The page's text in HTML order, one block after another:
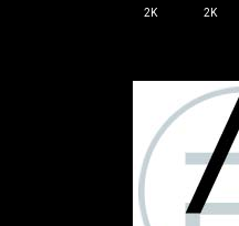
2K
2K